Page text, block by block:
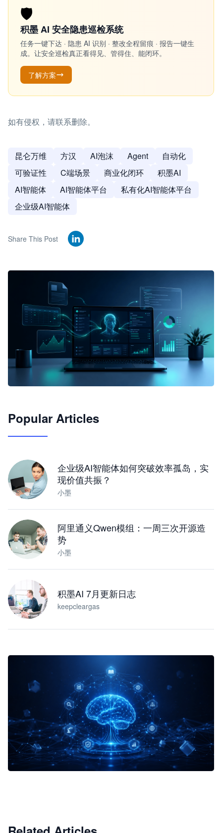
🛡️
积墨 AI 安全隐患巡检系统
任务一键下达 · 隐患 AI 识别 · 整改全程留痕 · 报告一键生
成。让安全巡检真正看得见、管得住、能闭环。
了解方案
如有侵权，请联系删除。
昆仑万维 方汉 AI泡沫 Agent
自动化
可验证性
C端场景 商业化闭环
积墨AI
AI智能体
AI智能体平台
私有化AI智能体平台
企业级AI智能体
Share This Post
JimoClaw 桌面 AI Agent 工作台
Popular Articles
企业级AI智能体如何突破效率孤岛，实
现价值共振？
小墨
阿里通义Qwen模组：一周三次开源造
势
小墨
积墨AI 7月更新日志
keepcleargas